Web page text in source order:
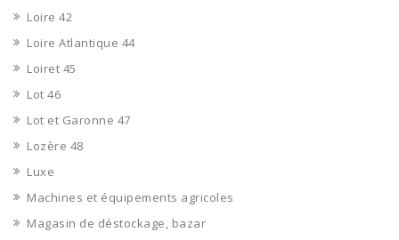
Loire 42
Loire Atlantique 44
Loiret 45
Lot 46
Lot et Garonne 47
Lozère 48
Luxe
Machines et équipements agricoles
Magasin de déstockage, bazar